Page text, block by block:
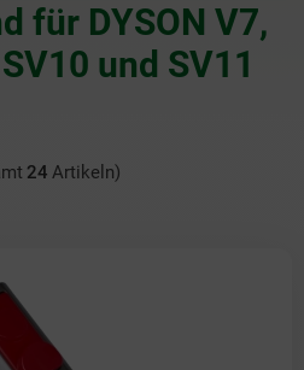
für DYSON V7,
und SV11
24 Artikeln)